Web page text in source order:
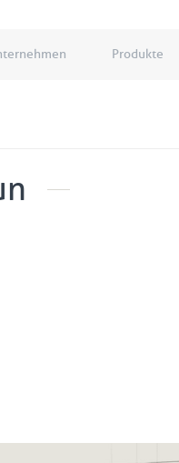
Produkte